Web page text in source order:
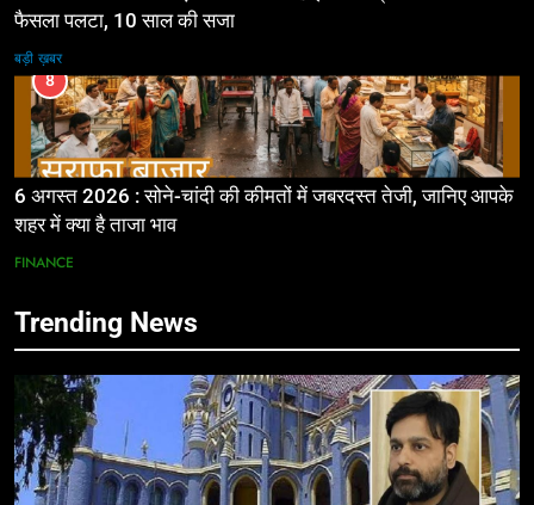
फैसला पलटा, 10 साल की सजा
बड़ी ख़बर
8
6 अगस्त 2026 : सोने-चांदी की कीमतों में जबरदस्त तेजी, जानिए आपके
शहर में क्या है ताजा भाव
FINANCE
Trending News